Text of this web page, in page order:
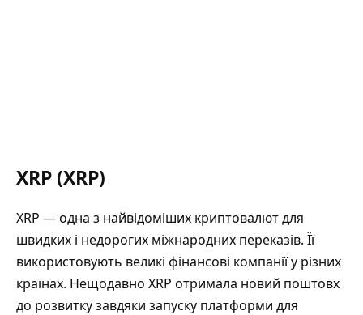
XRP (XRP)
XRP — одна з найвідоміших криптовалют для
швидких і недорогих міжнародних переказів. Її
використовують великі фінансові компанії у різних
країнах. Нещодавно XRP отримала новий поштовх
до розвитку завдяки запуску платформи для